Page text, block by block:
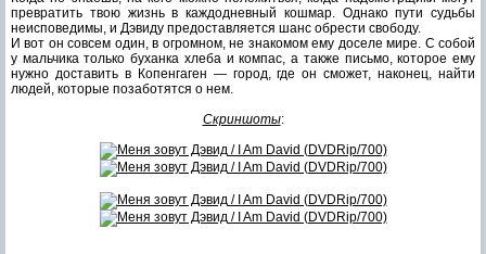
превратить твою жизнь в каждодневный кошмар. Однако пути судьбы
неисповедимы, и Дэвиду предоставляется шанс обрести свободу.
И вот он совсем один, в огромном, не знакомом ему доселе мире. С собой
у мальчика только буханка хлеба и компас, а также письмо, которое ему
нужно доставить в Копенгаген — город, где он сможет, наконец, найти
людей, которые позаботятся о нем.
Скриншоты: